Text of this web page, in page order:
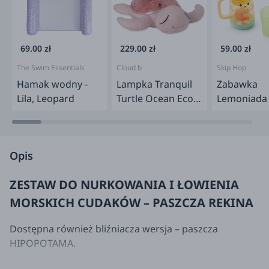
69.00 zł
The Swim Essentials
Hamak wodny -
Lila, Leopard
229.00 zł
Cloud b
Lampka Tranquil
Turtle Ocean Eco -
59.00 zł
Skip Hop
Zabawka
Opis
ZESTAW DO NURKOWANIA I ŁOWIENIA
MORSKICH CUDAKÓW – PASZCZA REKINA
Dostępna również bliźniacza wersja – paszcza
HIPOPOTAMA.